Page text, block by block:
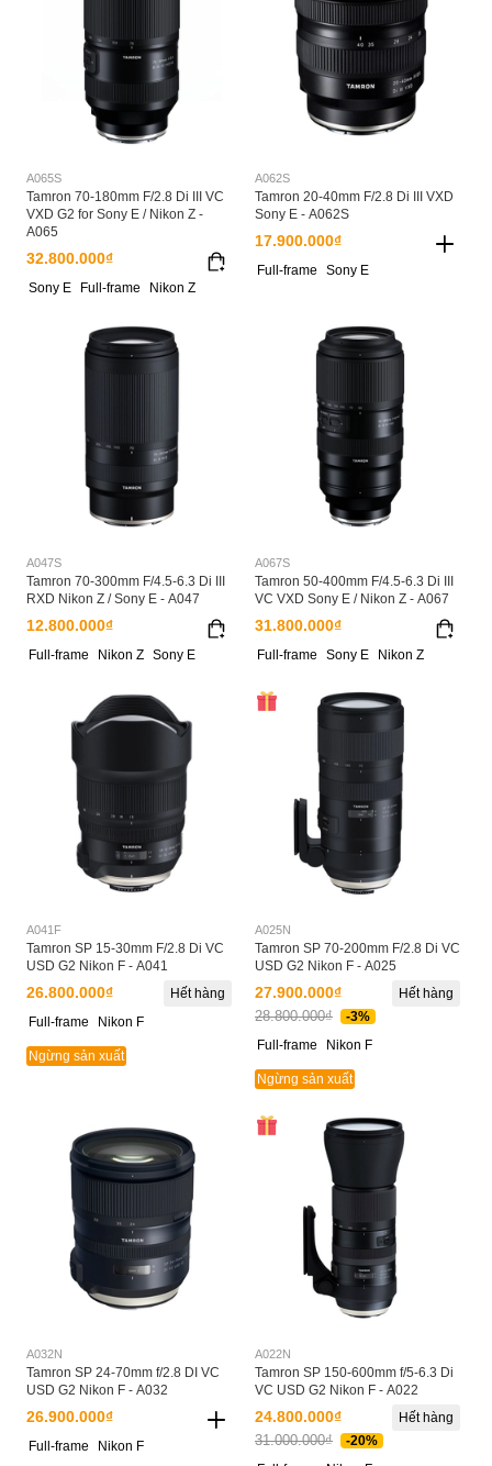
A065S
Tamron 70-180mm F/2.8 Di III VC
VXD G2 for Sony E / Nikon Z -
A065
32.800.000₫
Sony E Full-frame Nikon Z
A062S
Tamron 20-40mm F/2.8 Di III VXD
Sony E - A062S
17.900.000₫
Full-frame Sony E
A047S
Tamron 70-300mm F/4.5-6.3 Di III
RXD Nikon Z / Sony E - A047
12.800.000₫
Full-frame Nikon Z Sony E
A067S
Tamron 50-400mm F/4.5-6.3 Di III
VC VXD Sony E / Nikon Z - A067
31.800.000₫
Full-frame Sony E Nikon Z
A041F
Tamron SP 15-30mm F/2.8 Di VC
USD G2 Nikon F - A041
26.800.000₫
Hết hàng
Full-frame
Nikon F
Ngừng sản xuất
A025N
Tamron SP 70-200mm F/2.8 Di VC
USD G2 Nikon F - A025
27.900.000₫
28.800.000₫ -3%
Hết hàng
Full-frame Nikon F
Ngừng sản xuất
A032N
Tamron SP 24-70mm f/2.8 DI VC
USD G2 Nikon F - A032
26.900.000₫
Full-frame Nikon F
A022N
Tamron SP 150-600mm f/5-6.3 Di
VC USD G2 Nikon F - A022
24.800.000₫
31.000.000₫ -20%
Hết hàng